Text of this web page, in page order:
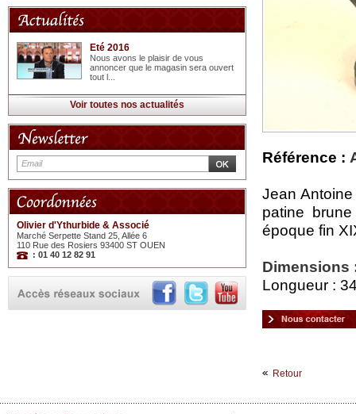
Eté 2016
Nous avons le plaisir de vous
annoncer que le magasin sera ouvert
tout l...
Voir toutes nos actualités
Olivier d'Ythurbide & Associé
Marché Serpette Stand 25, Allée 6
110 Rue des Rosiers 93400 ST OUEN
: 01 40 12 82 91
Référence :
Jean
patine
époque fin
Dimensions
Longueur :
Retour